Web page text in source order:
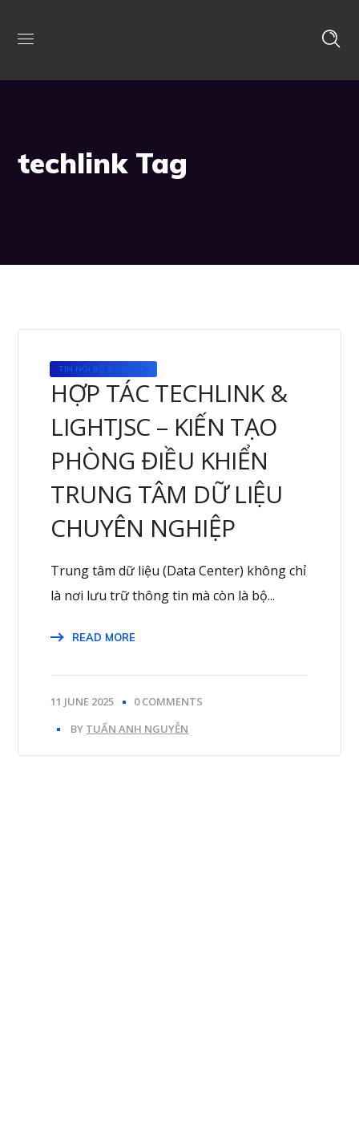
techlink Tag
TIN NỘI BỘ & SỰ KIỆN
HỢP TÁC TECHLINK &
LIGHTJSC – KIẾN TẠO
PHÒNG ĐIỀU KHIỂN
TRUNG TÂM DỮ LIỆU
CHUYÊN NGHIỆP
Trung tâm dữ liệu (Data Center) không chỉ
là nơi lưu trữ thông tin mà còn là bộ...
READ MORE
11 JUNE 2025
0 COMMENTS
BY TUẤN ANH NGUYỄN